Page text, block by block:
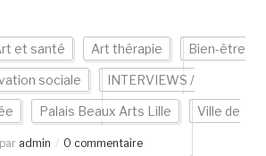
et santé Art thérapie Bien-être
sociale INTERVIEWS /
Palais Beaux Arts Lille Ville de
par admin 0 commentaire